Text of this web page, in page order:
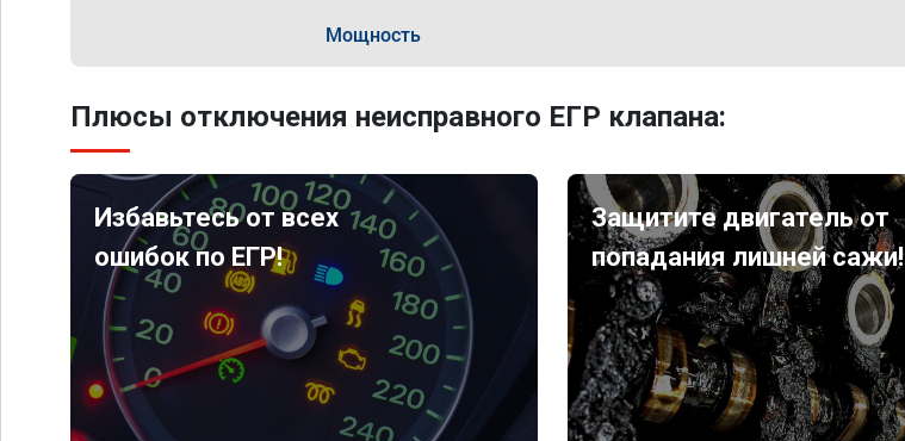
Мощность
Плюсы отключения неисправного ЕГР клапана:
Избавьтесь от всех
ошибок по ЕГР!
Защитите двигатель от
попадания лишней сажи!